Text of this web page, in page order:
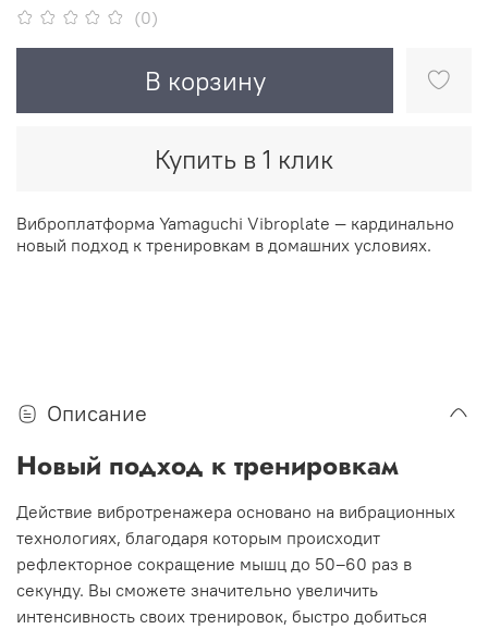
(0)
В корзину
Купить в 1 клик
Виброплатформа Yamaguchi Vibroplate — кардинально
новый подход к тренировкам в домашних условиях.
Описание
Новый подход к тренировкам
Действие вибротренажера основано на вибрационных
технологиях, благодаря которым происходит
рефлекторное сокращение мышц до 50–60 раз в
секунду. Вы сможете значительно увеличить
интенсивность своих тренировок, быстро добиться